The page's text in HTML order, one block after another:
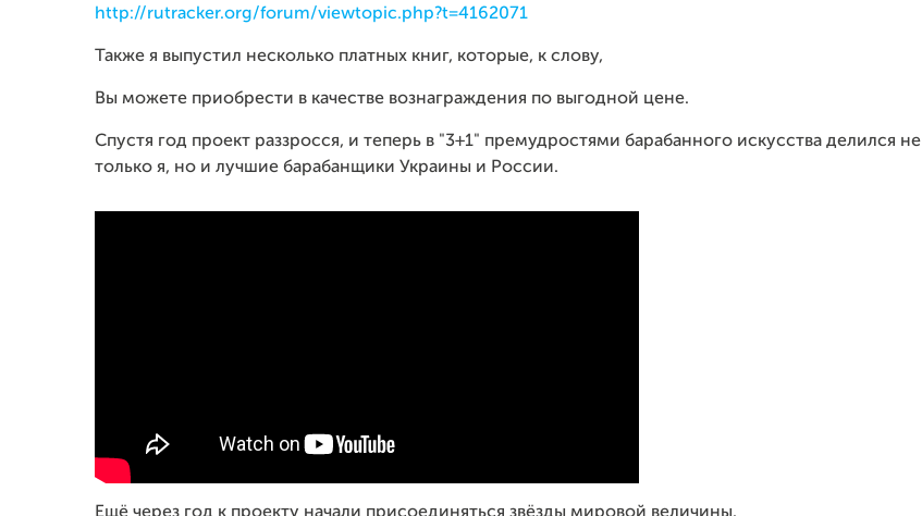
http://rutracker.org/forum/viewtopic.php?t=4162071
Также я выпустил несколько платных книг, которые, к слову,
Вы можете приобрести в качестве вознаграждения по выгодной цене.
Спустя год проект раззросся, и теперь в "3+1" премудростями барабанного искусства делился не
только я, но и лучшие барабанщики Украины и России.